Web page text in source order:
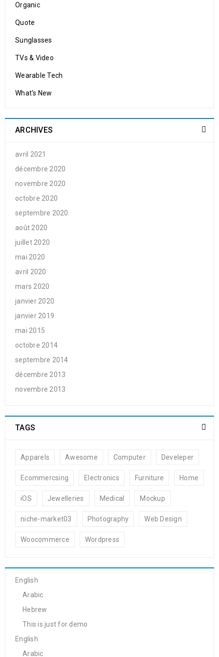
Organic
Quote
Sunglasses
TVs & Video
Wearable Tech
What's New
ARCHIVES
avril 2021
décembre 2020
novembre 2020
octobre 2020
septembre 2020
août 2020
juillet 2020
mai 2020
avril 2020
mars 2020
janvier 2020
janvier 2019
mai 2015
octobre 2014
septembre 2014
décembre 2013
novembre 2013
TAGS
Apparels Awesome Computer Develeper
Ecommercsing Electronics Furniture Home
iOS Jewelleries Medical Mockup
niche-market03 Photography Web Design
Woocommerce Wordpress
English
Arabic
Hebrew
This is just for demo
English
Arabic